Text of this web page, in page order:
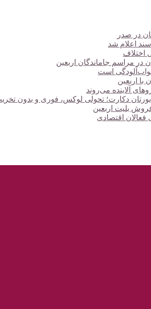
در صدر
است
آلاینده می‌روند
یورتان دکارت؛ تحولی لوکس، فوری و بدون
فعالان اقتصادی